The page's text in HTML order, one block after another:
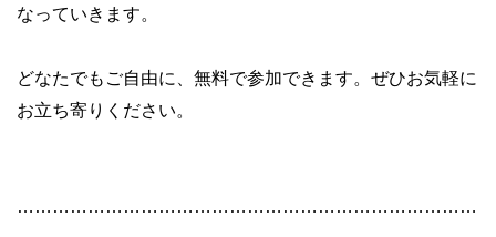
なっていきます。
どなたでもご自由に、無料で参加できます。ぜひお気軽に
お立ち寄りください。
……………………………………………………………………